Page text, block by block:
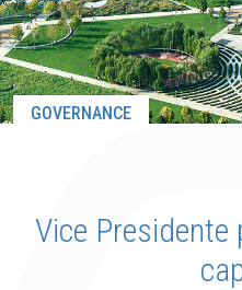
GOVERNANCE
Vice